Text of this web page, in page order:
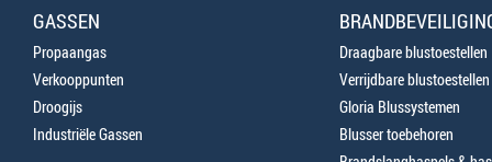
GASSEN
Propaangas
Verkooppunten
Droogijs
Industriële Gassen
Draagbare blustoestellen
Verrijdbare blustoestellen
Gloria Blussystemen
Blusser toebehoren